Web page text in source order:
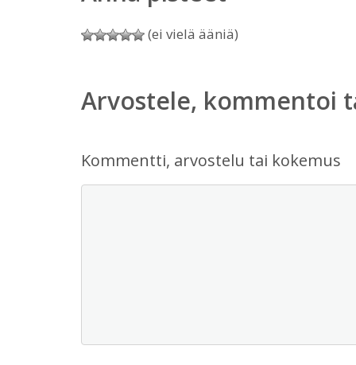
(ei vielä ääniä)
Arvostele, kommentoi
Kommentti, arvostelu tai kokemus